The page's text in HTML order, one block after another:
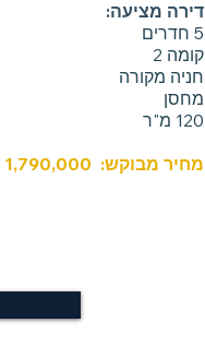
דירה מציעה:
5 חדרים
קומה 2
חניה מקורה
מחסן
120 מ"ר
מחיר מבוקש: 1,790,000